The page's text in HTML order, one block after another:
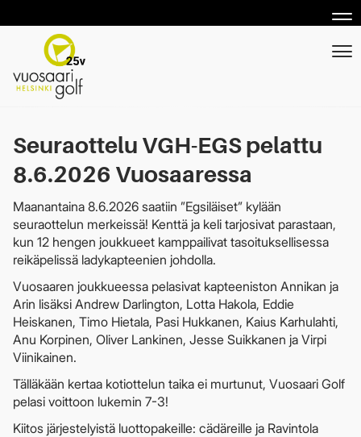
Seuraottelu VGH-EGS pelattu
8.6.2026 Vuosaaressa
Maanantaina 8.6.2026 saatiin ”Egsiläiset” kylään
seuraottelun merkeissä! Kenttä ja keli tarjosivat parastaan,
kun 12 hengen joukkueet kamppailivat tasoituksellisessa
reikäpelissä ladykapteenien johdolla.
Vuosaaren joukkueessa pelasivat kapteeniston Annikan ja
Arin lisäksi Andrew Darlington, Lotta Hakola, Eddie
Heiskanen, Timo Hietala, Pasi Hukkanen, Kaius Karhulahti,
Anu Korpinen, Oliver Lankinen, Jesse Suikkanen ja Virpi
Viinikainen.
Tälläkään kertaa kotiottelun taika ei murtunut, Vuosaari Golf
pelasi voittoon lukemin 7-3!
Kiitos järjestelyistä luottopakeille: cädäreille ja Ravintola